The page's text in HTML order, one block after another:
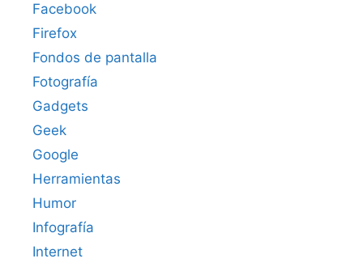
Facebook
Firefox
Fondos de pantalla
Fotografía
Gadgets
Geek
Google
Herramientas
Humor
Infografía
Internet